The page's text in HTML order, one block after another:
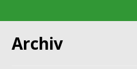
Archiv